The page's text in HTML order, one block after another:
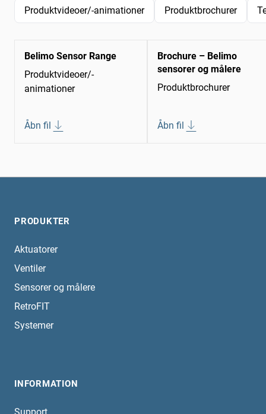
Produktvideoer/-animationer Produktbrochurer
Belimo Sensor Range
Produktvideoer/-
animationer
Åbn fil
Brochure – Belimo
sensorer og målere
Produktbrochurer
Åbn fil
PRODUKTER
Aktuatorer
Ventiler
Sensorer og målere
RetroFIT
Systemer
INFORMATION